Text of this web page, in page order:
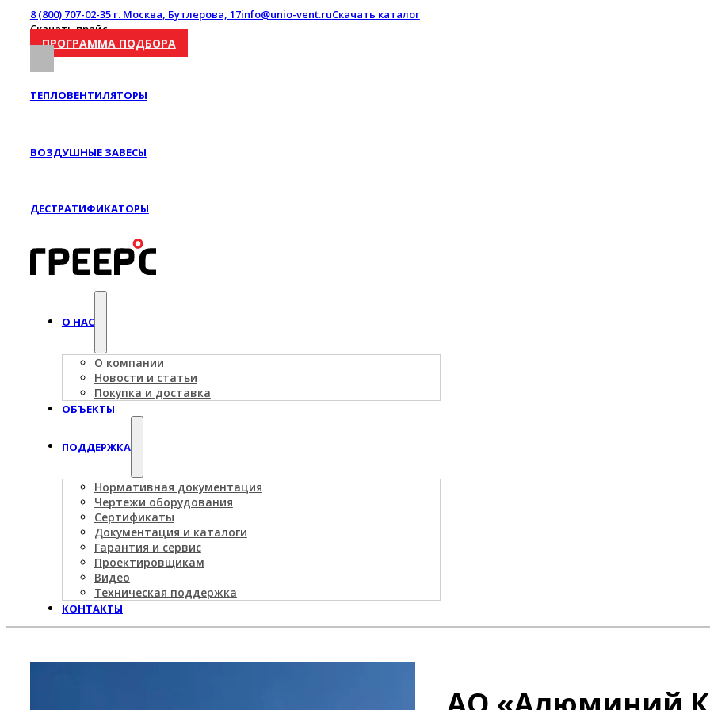
8 (800) 707-02-35г. Москва, Бутлерова, 17info@unio-vent.ruСкачать каталог
Скачать прайс
ПРОГРАММА ПОДБОРА
ТЕПЛОВЕНТИЛЯТОРЫ
ВОЗДУШНЫЕ ЗАВЕСЫ
ДЕСТРАТИФИКАТОРЫ
О НАС
О компании
Новости и статьи
Покупка и доставка
ОБЪЕКТЫ
ПОДДЕРЖКА
Нормативная документация
Чертежи оборудования
Сертификаты
Документация и каталоги
Гарантия и сервис
Проектировщикам
Видео
Техническая поддержка
КОНТАКТЫ